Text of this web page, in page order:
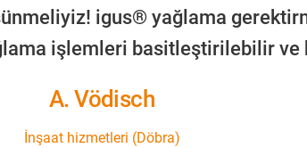
igus® yağlama
işlemleri basitleştirilebilir ve
A. Vödisch
İnşaat hizmetleri (Döbra)